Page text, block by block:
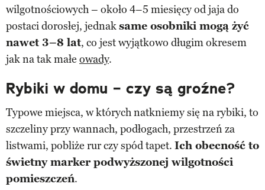
wilgotnościowych – około 4–5 miesięcy od jaja do
postaci dorosłej, jednaksame osobniki mogą żyć
nawet 3–8 lat, co jest wyjątkowo długim okresem
jak na tak małe owady.
Rybiki w domu – czy są groźne?
Typowe miejsca, w których natkniemy się na rybiki, to
szczeliny przy wannach, podłogach, przestrzeń za
listwami, pobliże rur czy spód tapet. Ich obecność to
świetny marker podwyższonej wilgotności
pomieszczeń.